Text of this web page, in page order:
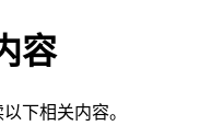
容
下相关内容。